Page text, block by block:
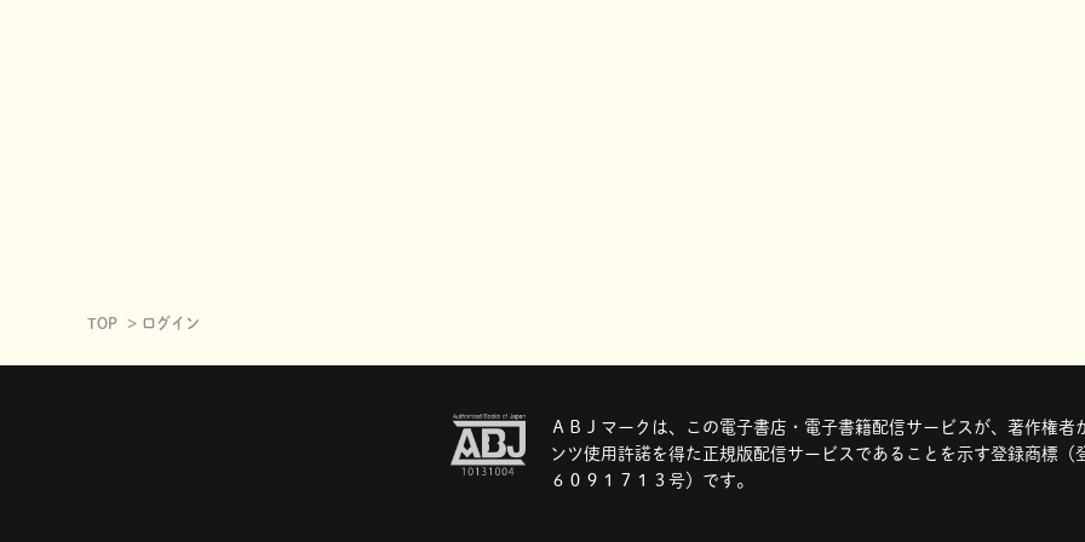
TOP ログイン
ＡＢＪマークは、この電子書店・電子書籍配信サービスが、著作権者
ンツ使用許諾を得た正規版配信サービスであることを示す登録商標（
６０９１７１３号）です。